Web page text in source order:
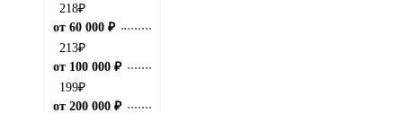
218₽
от 60 000 ₽
213₽
от 100 000 ₽
199₽
от 200 000 ₽